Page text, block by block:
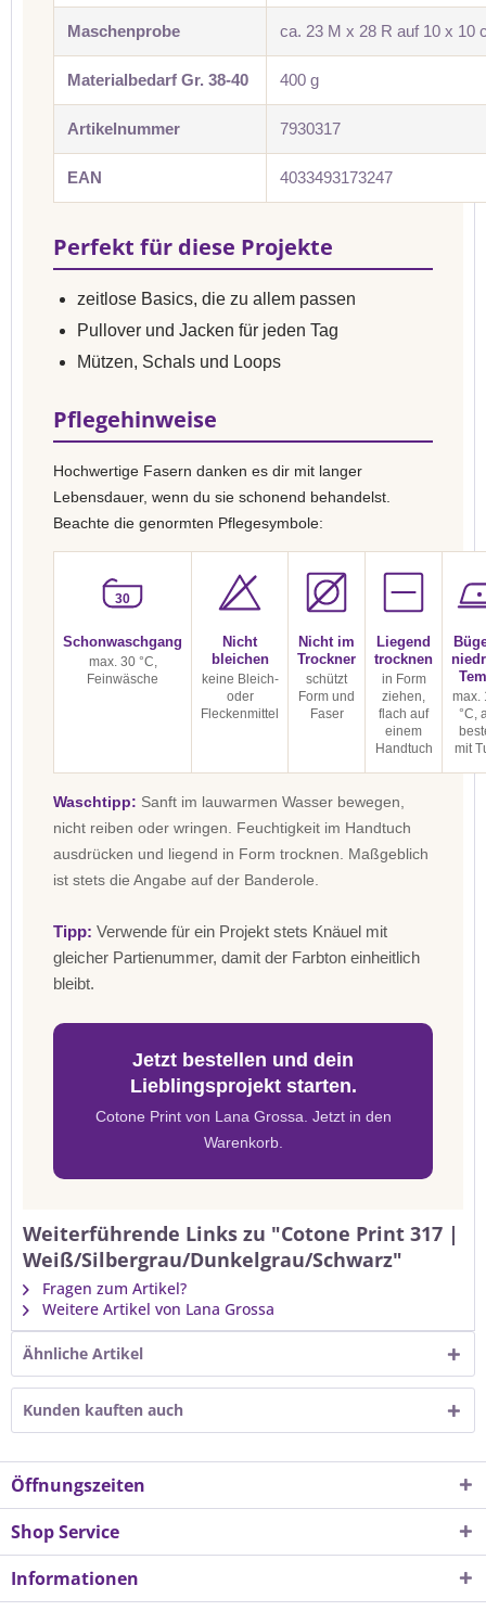
Maschenprobe ca. 23 M x 28 R auf 10 x 10
Materialbedarf Gr. 38-40 400 g
Artikelnummer 7930317
EAN 4033493173247
Perfekt für diese Projekte
zeitlose Basics, die zu allem passen
Pullover und Jacken für jeden Tag
Mützen, Schals und Loops
Pflegehinweise
Hochwertige Fasern danken es dir mit langer
Lebensdauer, wenn du sie schonend behandelst.
Beachte die genormten Pflegesymbole:
30
Schonwaschgang
max. 30 °C,
Feinwäsche
Nicht
bleichen
keine Bleich-
oder
Fleckenmittel
Nicht im
Trockner
schützt
Form und
Faser
Liegend
trocknen
in Form
ziehen,
flach auf
einem
Handtuch
max.
°C,
mit
Waschtipp: Sanft im lauwarmen Wasser bewegen,
nicht reiben oder wringen. Feuchtigkeit im Handtuch
ausdrücken und liegend in Form trocknen. Maßgeblich
ist stets die Angabe auf der Banderole.
Tipp: Verwende für ein Projekt stets Knäuel mit
gleicher Partienummer, damit der Farbton einheitlich
bleibt.
Jetzt bestellen und dein
Lieblingsprojekt starten.
Cotone Print von Lana Grossa. Jetzt in den
Warenkorb.
Weiterführende Links zu "Cotone Print 317 |
Weiß/Silbergrau/Dunkelgrau/Schwarz"
Fragen zum Artikel?
Weitere Artikel von Lana Grossa
Ähnliche Artikel
Kunden kauften auch
Öffnungszeiten
Shop Service
Informationen